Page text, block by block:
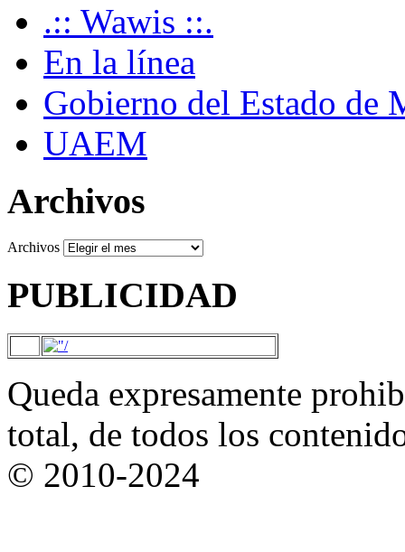
.:: Wawis ::.
En la línea
Gobierno del Estado de
UAEM
Archivos
Archivos
PUBLICIDAD
Queda expresamente
total, de todos los
© 2010-2024